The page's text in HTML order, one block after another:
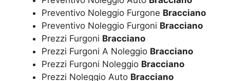
Preventivo Noleggio Furgone Bracciano
Preventivo Noleggio Furgoni Bracciano
Prezzi Furgoni Bracciano
Prezzi Furgoni A Noleggio Bracciano
Prezzi Furgoni Noleggio Bracciano
Prezzi Noleggio Auto Bracciano